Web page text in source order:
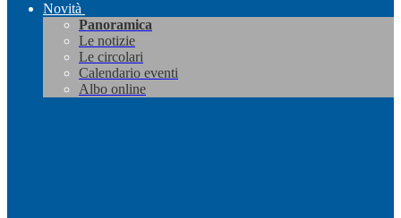
Novità
Panoramica
Le notizie
Le circolari
Calendario eventi
Albo online